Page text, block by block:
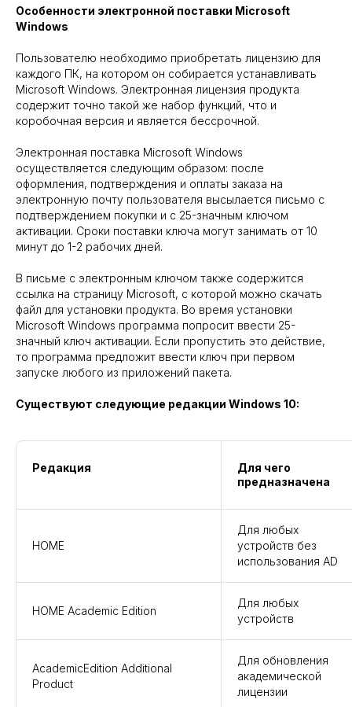
Особенности электронной поставки Microsoft
Windows
Пользователю необходимо приобретать лицензию для
каждого ПК, на котором он собирается устанавливать
Microsoft Windows. Электронная лицензия продукта
содержит точно такой же набор функций, что и
коробочная версия и является бессрочной.
Электронная поставка Microsoft Windows
осуществляется следующим образом: после
оформления, подтверждения и оплаты заказа на
электронную почту пользователя высылается письмо с
подтверждением покупки и с 25-значным ключом
активации. Сроки поставки ключа могут занимать от 10
минут до 1-2 рабочих дней.
В письме с электронным ключом также содержится
ссылка на страницу Microsoft, с которой можно скачать
файл для установки продукта. Во время установки
Microsoft Windows программа попросит ввести 25-
значный ключ активации. Если пропустить это действие,
то программа предложит ввести ключ при первом
запуске любого из приложений пакета.
Существуют следующие редакции Windows 10:
Редакция
Для чего
предназначена
HOME
Для любых
устройств без
использования AD
HOME Academic Edition
Для любых
устройств
AcademicEdition Additional
Product
Для обновления
академической
лицензии